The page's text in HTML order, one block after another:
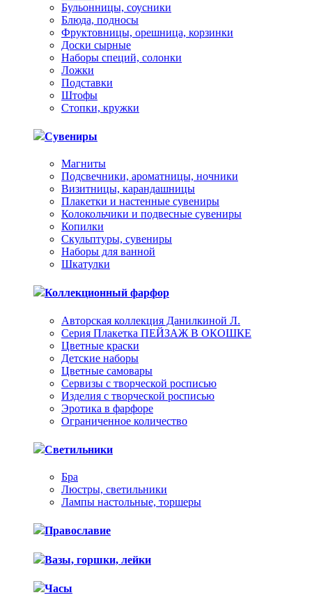
Бульонницы, соусники
Блюда, подносы
Фруктовницы, орешница, корзинки
Доски сырные
Наборы специй, солонки
Ложки
Подставки
Штофы
Стопки, кружки
Сувениры
Магниты
Подсвечники, ароматницы, ночники
Визитницы, карандашницы
Плакетки и настенные сувениры
Колокольчики и подвесные сувениры
Копилки
Скульптуры, сувениры
Наборы для ванной
Шкатулки
Коллекционный фарфор
Авторская коллекция Данилкиной Л.
Серия Плакетка ПЕЙЗАЖ В ОКОШКЕ
Цветные краски
Детские наборы
Цветные самовары
Сервизы с творческой росписью
Изделия с творческой росписью
Эротика в фарфоре
Ограниченное количество
Светильники
Бра
Люстры, светильники
Лампы настольные, торшеры
Православие
Вазы, горшки, лейки
Часы